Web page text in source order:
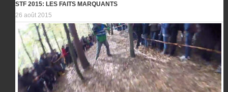
STF 2015: LES FAITS MARQUANTS
26 août 2015